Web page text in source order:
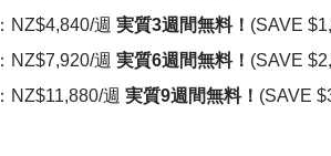
NZ$4,840/週 実質3週間無料！ (SAVE
NZ$7,920/週 実質6週間無料！ (SAVE
NZ$11,880/週 実質9週間無料！ (SAVE